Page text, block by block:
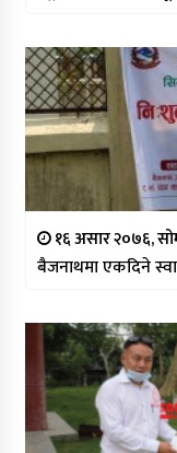
१६ असार २०७६,
बैजनाथमा एकदिने